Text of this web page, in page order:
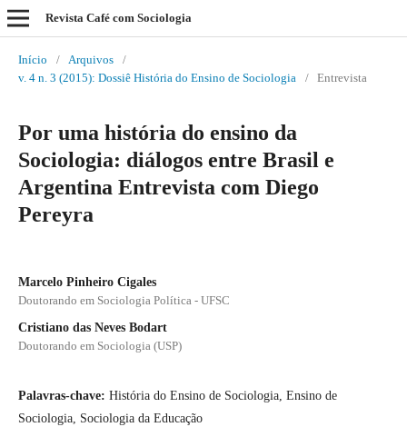
Revista Café com Sociologia
Início / Arquivos
/
v. 4 n. 3 (2015): Dossiê História do Ensino de Sociologia
/ Entrevista
Por uma história do ensino da
Sociologia: diálogos entre Brasil e
Argentina Entrevista com Diego
Pereyra
Marcelo Pinheiro Cigales
Doutorando em Sociologia Política - UFSC
Cristiano das Neves Bodart
Doutorando em Sociologia (USP)
Palavras-chave: História do Ensino de Sociologia, Ensino de
Sociologia, Sociologia da Educação